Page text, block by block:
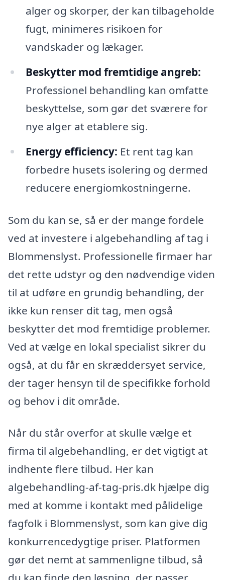
alger og skorper, der kan tilbageholde
fugt, minimeres risikoen for
vandskader og lækager.
Beskytter mod fremtidige angreb:
Professionel behandling kan omfatte
beskyttelse, som gør det sværere for
nye alger at etablere sig.
Energy efficiency: Et rent tag kan
forbedre husets isolering og dermed
reducere energiomkostningerne.
Som du kan se, så er der mange fordele
ved at investere i algebehandling af tag i
Blommenslyst. Professionelle firmaer har
det rette udstyr og den nødvendige viden
til at udføre en grundig behandling, der
ikke kun renser dit tag, men også
beskytter det mod fremtidige problemer.
Ved at vælge en lokal specialist sikrer du
også, at du får en skræddersyet service,
der tager hensyn til de specifikke forhold
og behov i dit område.
Når du står overfor at skulle vælge et
firma til algebehandling, er det vigtigt at
indhente flere tilbud. Her kan
algebehandling-af-tag-pris.dk hjælpe dig
med at komme i kontakt med pålidelige
fagfolk i Blommenslyst, som kan give dig
konkurrencedygtige priser. Platformen
gør det nemt at sammenligne tilbud, så